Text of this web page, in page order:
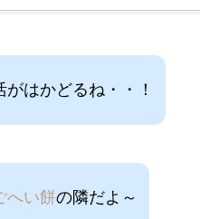
がはかどるね・・！
へい餅の隣だよ～